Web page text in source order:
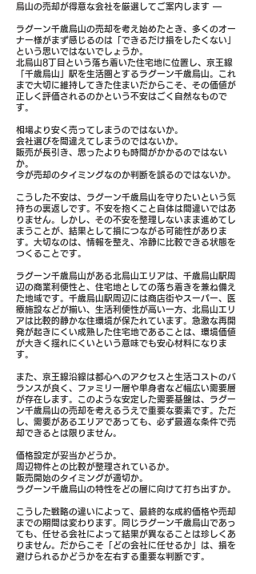
烏山の売却が得意な会社を厳選してご案内します ―
ラグーン千歳烏山の売却を考え始めたとき、多くのオー
ナー様がまず感じるのは「できるだけ損をしたくない」
という思いではないでしょうか。
北烏山8丁目という落ち着いた住宅地に位置し、京王線
「千歳烏山」駅を生活圏とするラグーン千歳烏山。これ
まで大切に維持してきた住まいだからこそ、その価値が
正しく評価されるのかという不安はごく自然なもので
す。
相場より安く売ってしまうのではないか。
会社選びを間違えてしまうのではないか。
販売が長引き、思ったよりも時間がかかるのではない
か。
今が売却のタイミングなのか判断を誤るのではないか。
こうした不安は、ラグーン千歳烏山を守りたいという気
持ちの裏返しです。不安を抱くこと自体は間違いではあ
りません。しかし、その不安を整理しないまま進めてし
まうことが、結果として損につながる可能性がありま
す。大切なのは、情報を整え、冷静に比較できる状態を
つくることです。
ラグーン千歳烏山がある北烏山エリアは、千歳烏山駅周
辺の商業利便性と、住宅地としての落ち着きを兼ね備え
た地域です。千歳烏山駅周辺には商店街やスーパー、医
療施設などが揃い、生活利便性が高い一方、北烏山エリ
アは比較的静かな住環境が保たれています。急激な再開
発が起きにくい成熟した住宅地であることは、環境価値
が大きく揺れにくいという意味でも安心材料になりま
す。
また、京王線沿線は都心へのアクセスと生活コストのバ
ランスが良く、ファミリー層や単身者など幅広い需要層
が存在します。このような安定した需要基盤は、ラグー
ン千歳烏山の売却を考えるうえで重要な要素です。ただ
し、需要があるエリアであっても、必ず最適な条件で売
却できるとは限りません。
価格設定が妥当かどうか。
周辺物件との比較が整理されているか。
販売開始のタイミングが適切か。
ラグーン千歳烏山の特性をどの層に向けて打ち出すか。
こうした戦略の違いによって、最終的な成約価格や売却
までの期間は変わります。同じラグーン千歳烏山であっ
ても、任せる会社によって結果が異なることは珍しくあ
りません。だからこそ「どの会社に任せるか」は、損を
避けられるかどうかを左右する重要な判断です。